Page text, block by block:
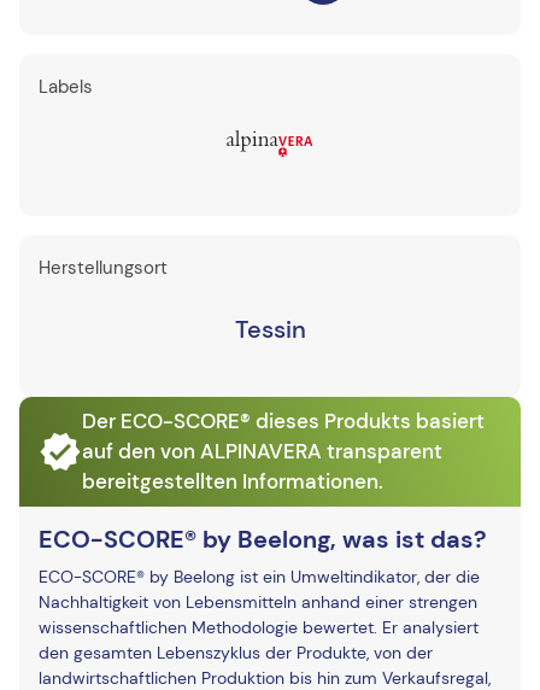
Labels
Herstellungsort
Tessin
Der ECO-SCORE® dieses Produkts basiert
auf den von ALPINAVERA transparent
bereitgestellten Informationen.
ECO-SCORE® by Beelong, was ist das?
ECO-SCORE® by Beelong ist ein Umweltindikator, der die
Nachhaltigkeit von Lebensmitteln anhand einer strengen
wissenschaftlichen Methodologie bewertet. Er analysiert
den gesamten Lebenszyklus der Produkte, von der
landwirtschaftlichen Produktion bis hin zum Verkaufsregal,